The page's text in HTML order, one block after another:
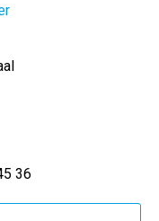
36